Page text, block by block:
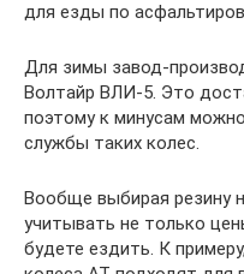
для езды по
Для зимы завод-
Волтайр ВЛИ-5. Это
поэтому к минусам
службы таких колес.
Вообще выбирая резину
учитывать не только
будете ездить. К